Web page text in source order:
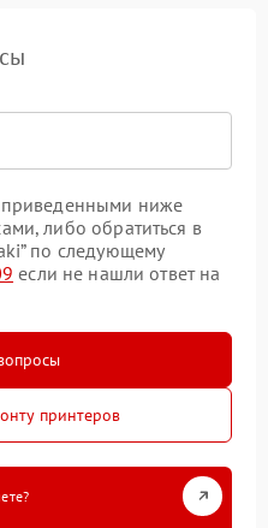
приведенными ниже
либо обратиться в
по следующему
если не нашли ответ на
принтеров